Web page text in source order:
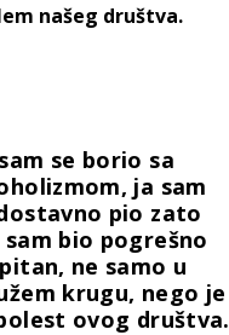
našeg društva.
se borio sa
ja sam
pio zato
bio pogrešno
ne samo u
krugu, nego je
ovog društva.